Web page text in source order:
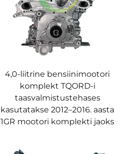
4,0-liitrine bensiinimootori
komplekt TQORD-i
taasvalmistustehases
kasutatakse 2012–2016. aasta
1GR mootori komplekti jaoks